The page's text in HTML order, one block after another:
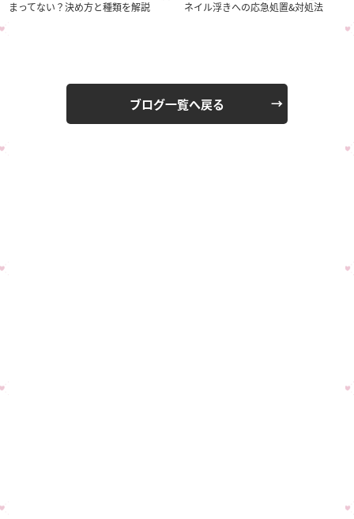
まってない？決め方と種類を解説
ネイル浮きへの応急処置&対処法
ブログ一覧へ戻る